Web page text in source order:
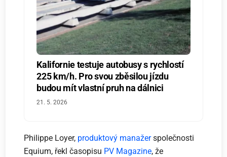
Kalifornie testuje autobusy s rychlostí
225 km/h. Pro svou zběsilou jízdu
budou mít vlastní pruh na dálnici
21. 5. 2026
Philippe Loyer, produktový manažerspolečnosti
Equium, řekl časopisu PV Magazine, že